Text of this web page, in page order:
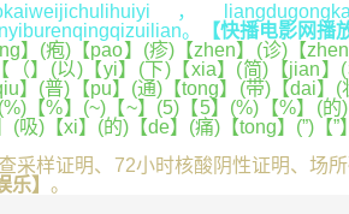
，
。
【快播电影网播
)【pao】(疹)【zhen】(诊)【zhen
】(以)【yi】(下)【xia】(简)【jian
】(普)【pu】(通)【tong】(带)【dai
【%】(~)【~】(5)【5】(%)【%】(
)【xi】(的)【de】(痛)【tong】(”)
样证明、72小时核酸阴性证明、场
】 。